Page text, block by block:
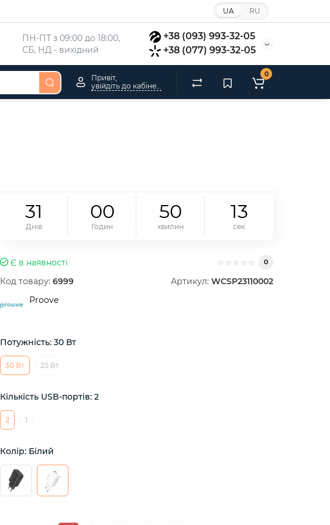
UA RU
ПН-ПТ з 09:00 до 18:00,
СБ, НД - вихідний
+38 (093) 993-32-05
+38 (077) 993-32-05
Привіт,
0
31
Днів
00
Годин
50
хвилин
12
сек
Є в наявності 0
Код товару: 6999 Артикул: WCSP23110002
Proove
Потужність: 30 Вт
30 Вт 25 Вт
Кількість USB-портів: 2
2 1
Колір: Білий